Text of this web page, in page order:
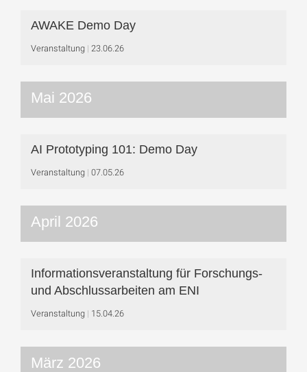
AWAKE Demo Day
Veranstaltung 23.06.26
Mai 2026
AI Prototyping 101: Demo Day
Veranstaltung 07.05.26
April 2026
Informationsveranstaltung für Forschungs-
und Abschlussarbeiten am ENI
Veranstaltung 15.04.26
März 2026